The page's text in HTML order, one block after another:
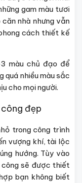
gam màu tươi
nhà nhưng vẫn
cách thiết kế
màu chủ đạo để
quá nhiều màu sắc
cho mọi người.
đẹp
trong công trình
vượng khí, tài lộc
hướng. Tùy vào
sẽ được thiết
bạn không biết